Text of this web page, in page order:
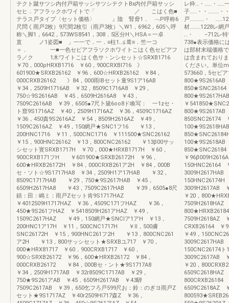
テクト蹴サツシ内付戸箱サッシサツシテクトBx内付戸箱サッシ
セヒ．アフラックホワイトで「 ／ こはく色■
テラス戸タイプ〈セット価格〉 』陰 腎脅1． ﹁P呼称6
尺問く雨戸2枚）9尺間2枚引（雨戸3枚）＼W1，6962，605＼呼
称＼脚1，6642，573WS8541，308．5区分H＼HSA＝一卓
直 ノ1姿図■ 」一一で．一．≡柱1…≦葺≡．竺一コ
＝． 一■一色セピアフラソクホワイトこはく色セビアフ
ラ／ク 1木ワイトこはく色サ・ンシセット☆SRXB1716
￥70，000ρHRXB1716 ￥60，900CRXBI716 》
601900★SRXB26162 ￥96，600☆HRXB26162 ￥84，
000CRXB26162 》84，000雨IBセット童9S1ア16AB
￥34，2509H1716AB ￥32，8509C1716A8 ￥29，
750☆9S2616AB ￥45，6509H2616A8 ￥43，
7509C2616AB ￥39，6505●7尺卜黛6oo8ド喚写： 一1zセ・
ト窟9S1716AZ ￥40，2509H1716AZ ￥36，4509C1716AZ
￥36，450責9S2616AZ ￥54，8509H2616AZ ￥49，
1509C2616AZ ￥49，150網戸★SNC1フ16 ￥13，
200HNC1716 ￥11，500CNC1716 ￥111500★SNC26162
￥15，900HNC26162 ￥13，800CNC26162 ￥13β00サッ
シセット寳SRXB1717H ￥70，000★HRXB1717H ￥60，
900CRXB171フH ￥601900★SRXB26172H ￥96，
600★HRXB26172H ￥84，000CRXB261ア2H ￥84，000B
セ・ソト☆9S1717HA8 ￥34，2509H1ア17HAB ￥32，
8509C1717HAB ￥29，750★9S2617HAB ￥45，
6509H2617HA8 ￥43，7509C2617HAB ￥39，6505●8尺
錆：田：嶋ミ：雨戸Zセット肯9S1717HAZ
￥4012509H1717HAZ ￥36，4509C171フHAZ ￥36，
450★9S261フHAZ ￥5418509H261アHAZ ￥49，
1509C2617HAZ ￥49，150網戸★SNClア1アH ￥13，
200HNC1ア17H ￥11，500CNC1717H ￥ll，500膚
SNC26172H ￥15，900HNC261フ2H ￥13，800CNC261
ア2H ￥13，800サッシセット★SRXBユ717 ￥70，
000★HRX81717 ￥60．900CRXB1717 ￥60，
900☆SRXB26172 ￥96，600★HRXB26172 ￥84，
000CRXB26172 ￥84，000Bセ・ント★9S1717A8
￥34，2509H1717AB ￥32r8509C1717AB ￥29，
750★9S261アAB ￥45．6509H2617AB ￥43騨
7509C2617AB ￥39，650乞フろ戸599尺お：鈴：のぎヨ雨戸Z
セット★9S1717AZ ￥40r2509Hl717森Z ￥36，
レ枠…・……・
子……・・………・
戸…………・
材………1228レ網
…・ −712レ特
738●表示価格に
は部材末端価格
は含まれており
ください。単位
573660，5セビ
850★SNC26164
￥
850SNC26174
￥
150HNC26164
3009H2617AB
￥20，
7509H2618HAZ
7509H2618AZ
CRXB26164 ￥
￥49，
150CNC26174
3009C2617AB
￥20，
6509C2618HAZ
800CRXB26184
6509C2618AZ